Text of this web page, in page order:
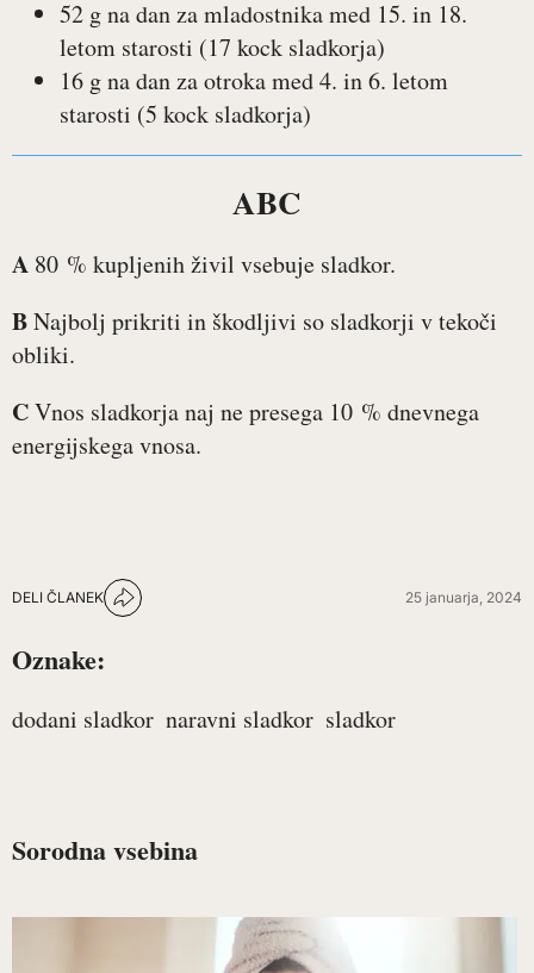
52 g na dan za mladostnika med 15. in 18.
letom starosti (17 kock sladkorja)
16 g na dan za otroka med 4. in 6. letom
starosti (5 kock sladkorja)
ABC
A 80 % kupljenih živil vsebuje sladkor.
BNajbolj prikriti in škodljivi so sladkorji v tekoči
obliki.
CVnos sladkorja naj ne presega 10 % dnevnega
energijskega vnosa.
DELI ČLANEK 25 januarja, 2024
Oznake:
dodani sladkor naravni sladkor sladkor
Sorodna vsebina